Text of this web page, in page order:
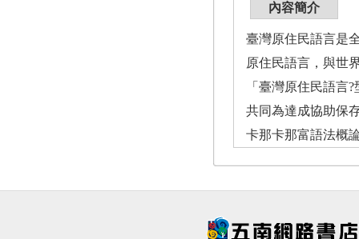
內容簡介
臺灣原住民語言是
原住民語言，與世
「臺灣原住民語言
共同為達成協助保
卡那卡那富語法概